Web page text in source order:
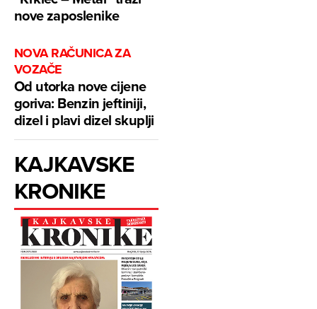
nove zaposlenike
NOVA RAČUNICA ZA
VOZAČE
Od utorka nove cijene
goriva: Benzin jeftiniji,
dizel i plavi dizel skuplji
KAJKAVSKE
KRONIKE